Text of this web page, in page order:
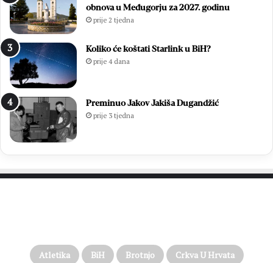
obnova u Međugorju za 2027. godinu
prije 2 tjedna
Koliko će koštati Starlink u BiH?
prije 4 dana
Preminuo Jakov Jakiša Dugandžić
prije 3 tjedna
Atletika BiH Brotnjo Crkva U Hrvata